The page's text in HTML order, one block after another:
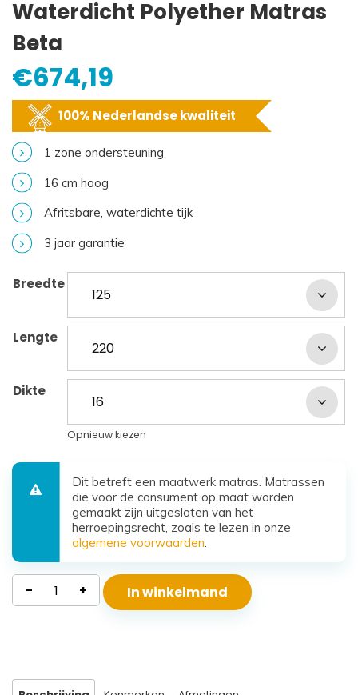
Waterdicht Polyether Matras
Beta
€674,19
100% Nederlandse kwaliteit
1 zone ondersteuning
16 cm hoog
Afritsbare, waterdichte tijk
3 jaar garantie
Breedte
Lengte
Dikte
Opnieuw kiezen
Dit betreft een maatwerk matras. Matrassen
die voor de consument op maat worden
gemaakt zijn uitgesloten van het
herroepingsrecht, zoals te lezen in onze
algemene voorwaarden
Waterdicht
Polyether
- + In winkelmand